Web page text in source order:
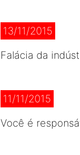
13/11/2015
Falácia da
11/11/2015
Você é